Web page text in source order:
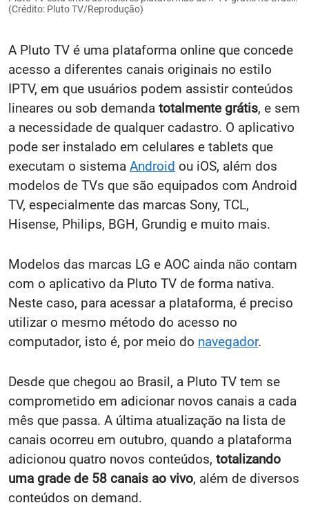
(Crédito: Pluto TV/Reprodução)
A Pluto TV é uma plataforma online que concede
acesso a diferentes canais originais no estilo
IPTV, em que usuários podem assistir conteúdos
lineares ou sob demanda totalmente grátis, e sem
a necessidade de qualquer cadastro. O aplicativo
pode ser instalado em celulares e tablets que
executam o sistema Android ou iOS, além dos
modelos de TVs que são equipados com Android
TV, especialmente das marcas Sony, TCL,
Hisense, Philips, BGH, Grundig e muito mais.
Modelos das marcas LG e AOC ainda não contam
com o aplicativo da Pluto TV de forma nativa.
Neste caso, para acessar a plataforma, é preciso
utilizar o mesmo método do acesso no
computador, isto é, por meio do navegador.
Desde que chegou ao Brasil, a Pluto TV tem se
comprometido em adicionar novos canais a cada
mês que passa. A última atualização na lista de
canais ocorreu em outubro, quando a plataforma
adicionou quatro novos conteúdos, totalizando
uma grade de 58 canais ao vivo, além de diversos
conteúdos on demand.